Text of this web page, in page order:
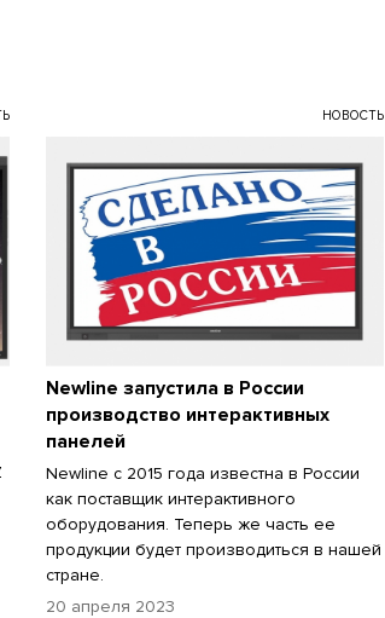
НОВОСТЬ
Newline запустила в России
производство интерактивных
панелей
Newline с 2015 года известна в России
как поставщик интерактивного
оборудования. Теперь же часть ее
продукции будет производиться в нашей
стране.
20 апреля 2023